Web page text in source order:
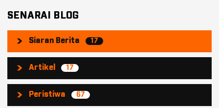
SENARAI BLOG
Siaran Berita 17
Artikel 17
Peristiwa 67